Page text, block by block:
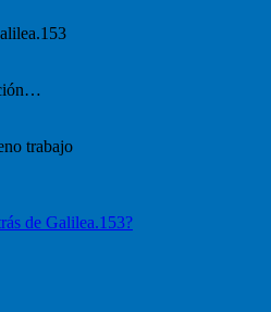
trabajo
de Galilea.153?